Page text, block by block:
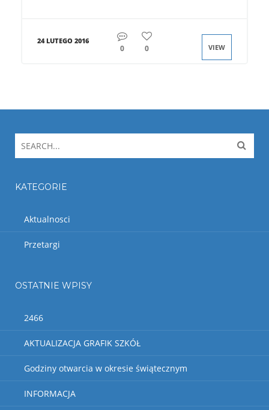
VIEW
24 LUTEGO 2016
0 0
KATEGORIE
Aktualnosci
Przetargi
OSTATNIE WPISY
2466
AKTUALIZACJA GRAFIK SZKÓŁ
Godziny otwarcia w okresie świątecznym
INFORMACJA